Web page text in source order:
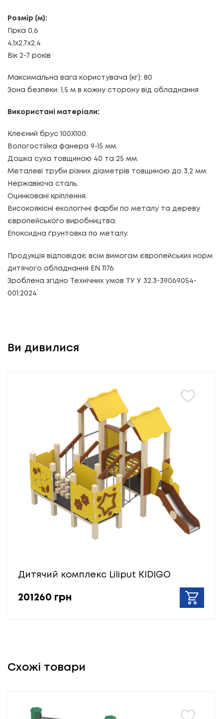
Розмір (м):
Гірка 0,6
4,1х2,7х2,4
Вік 2-7 років
Максимальна вага користувача (кг): 80
Зона безпеки: 1,5 м в кожну сторону від обладнання
Використані матеріали:
Клеєний брус 100Х100.
Вологостійка фанера 9-15 мм.
Дошка суха товщиною 40 та 25 мм.
Металеві труби різних діаметрів товщиною до 3,2 мм.
Нержавіюча сталь.
Оцинковані кріплення.
Високоякісні екологічні фарби по металу та дереву
європейського виробництва.
Епоксидна ґрунтовка по металу.
Продукція відповідає всім вимогам європейських норм
дитячого обладнання EN 1176
Зроблена згідно Технічних умов ТУ У 32.3-39069054-
001:2024
Ви дивилися
Дитячий комплекс Liliput KIDIGO
201260 грн
Схожі товари